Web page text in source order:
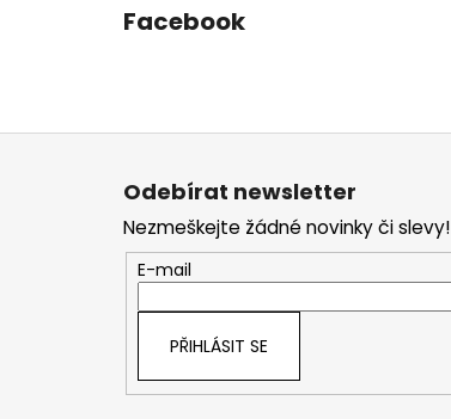
Facebook
Odebírat newsletter
Nezmeškejte žádné novinky či slevy!
E-mail
PŘIHLÁSIT SE